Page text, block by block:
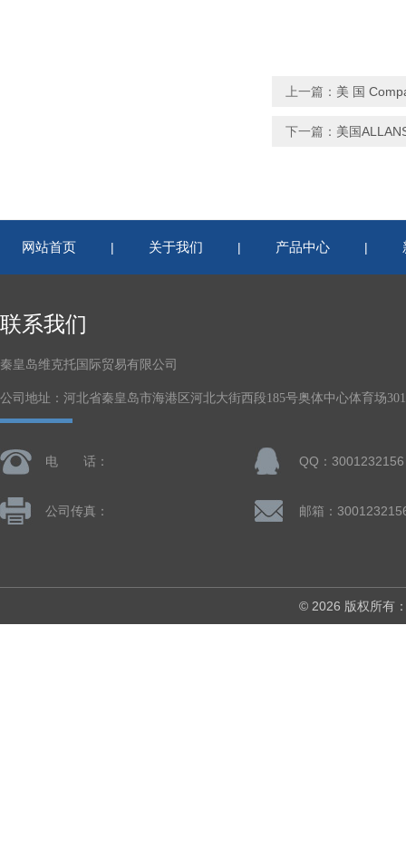
上一篇： 美 国
下一篇： 美国
网站首页 | 关于我们 | 产品中心 |
联系我们
秦皇岛维克托国际贸易有限公司
公司地址：河北省秦皇岛市海港区河北大街西段185号奥体中心体育场
电 话： QQ：3001232156
公司传真： 邮箱：
© 2026 版权所有